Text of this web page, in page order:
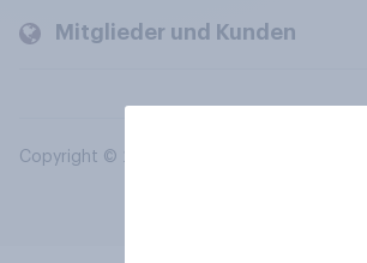
Mitglieder und Kunden
Copyright © 2026 YouGov PLC. Alle Rechte